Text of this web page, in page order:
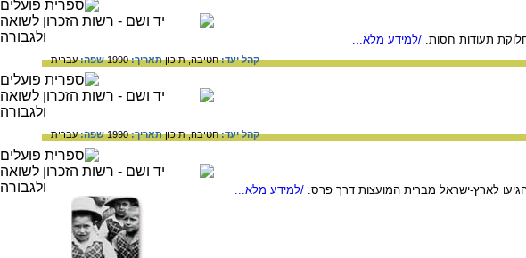
תעודות חסות. /למידע מלא...
קהל יעד:חטיבה,תיכוןתאריך:1990 שפה:עברית
קהל יעד:חטיבה,תיכוןתאריך:1990 שפה:עברית
/למידע מלא...